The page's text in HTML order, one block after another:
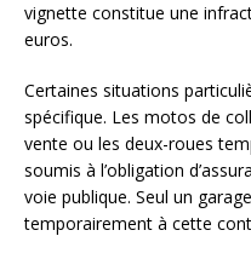
vignette constitue une
euros.
Certaines situations
spécifique. Les motos de
vente ou les deux-roues
soumis à l’obligation
voie publique. Seul un
temporairement à cette